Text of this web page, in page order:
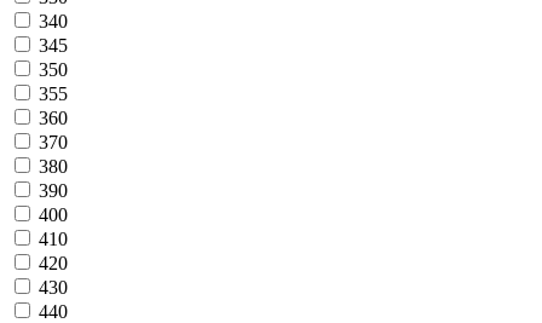
340
345
350
355
360
370
380
390
400
410
420
430
440